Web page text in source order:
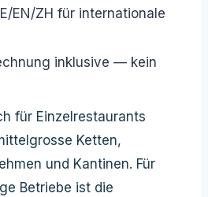
EN/ZH für internationale
inklusive — kein
für Einzelrestaurants
Ketten,
und Kantinen. Für
Betriebe ist die